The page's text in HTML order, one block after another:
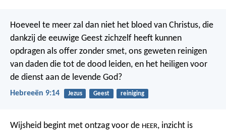
Hoeveel te meer zal dan niet het bloed van Christus, die
dankzij de eeuwige Geest zichzelf heeft kunnen
opdragen als offer zonder smet, ons geweten reinigen
van daden die tot de dood leiden, en het heiligen voor
de dienst aan de levende God?
Hebreeën 9:14 Jezus Geest reiniging
Wijsheid begint met ontzag voor de HEER, inzicht is